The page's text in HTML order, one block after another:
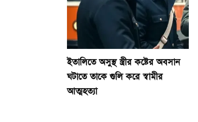
ইতালিতে অসুস্থ স্ত্রীর কষ্টের অবসান
ঘটাতে তাকে গুলি করে স্বামীর
আত্মহত্যা